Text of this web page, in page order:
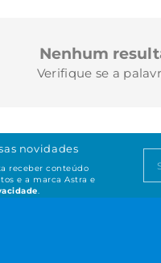
Nenhum
Verifique se a
novidades
receber conteúdo
e a marca Astra e